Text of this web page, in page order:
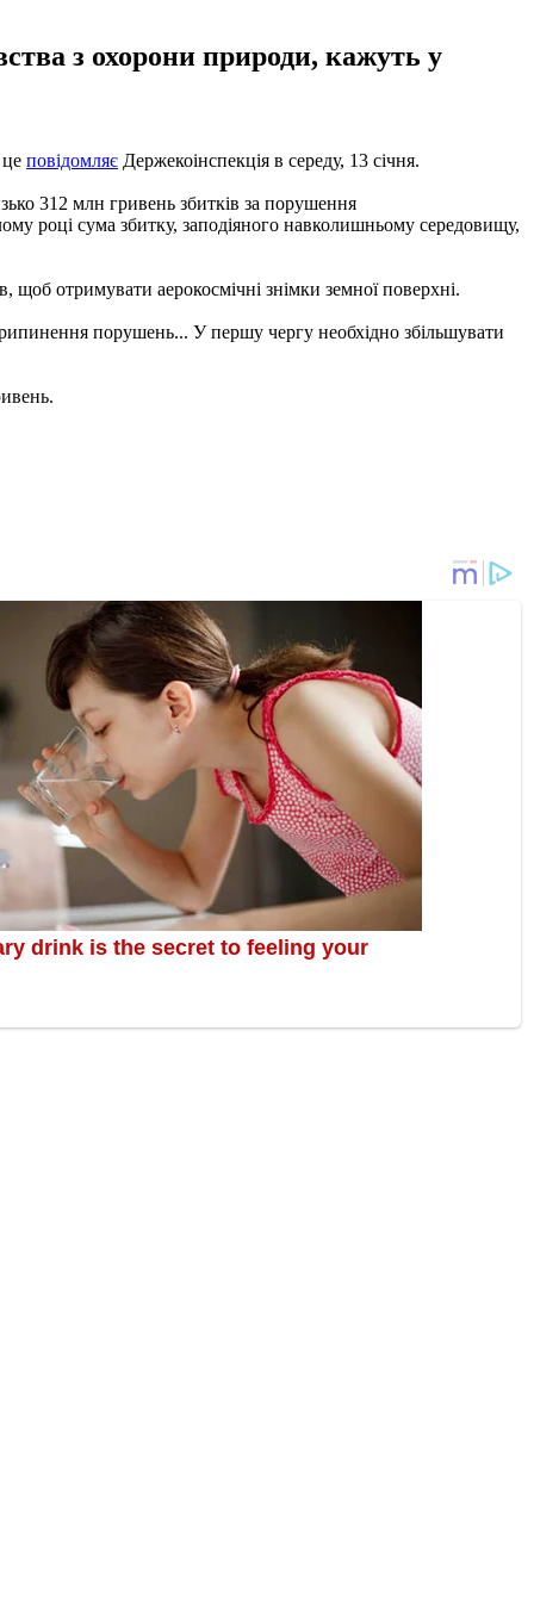
з охорони природи, кажуть у
повідомляє Держекоінспекція в середу, 13 січня.
312 млн гривень збитків за порушення
році сума збитку, заподіяного навколишньому середовищу,
отримувати аерокосмічні знімки земної поверхні.
порушень... У першу чергу необхідно збільшувати